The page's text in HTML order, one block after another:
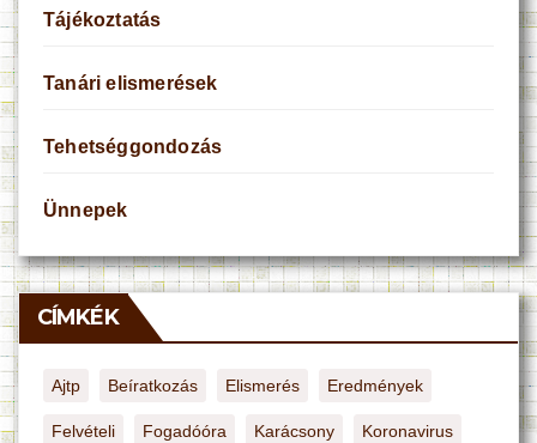
Tájékoztatás
Tanári elismerések
Tehetséggondozás
Ünnepek
CÍMKÉK
Ajtp Beíratkozás Elismerés Eredmények
Felvételi Fogadóóra Karácsony Koronavirus